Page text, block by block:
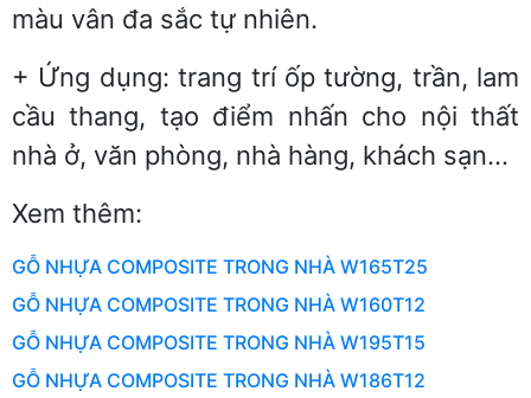
màu vân đa sắc tự nhiên.
+ Ứng dụng: trang trí ốp tường, trần, lam
cầu thang, tạo điểm nhấn cho nội thất
nhà ở, văn phòng, nhà hàng, khách sạn…
Xem thêm:
GỖ NHỰA COMPOSITE TRONG NHÀ W165T25
GỖ NHỰA COMPOSITE TRONG NHÀ W160T12
GỖ NHỰA COMPOSITE TRONG NHÀ W195T15
GỖ NHỰA COMPOSITE TRONG NHÀ W186T12